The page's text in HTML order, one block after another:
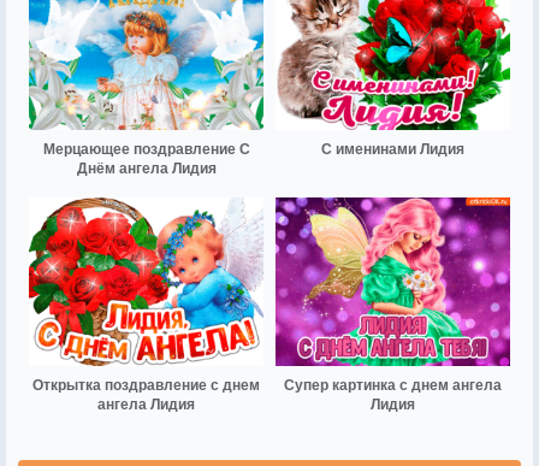
Мерцающее поздравление С
Днём ангела Лидия
С именинами Лидия
Открытка поздравление с днем
ангела Лидия
Супер картинка с днем ангела
Лидия